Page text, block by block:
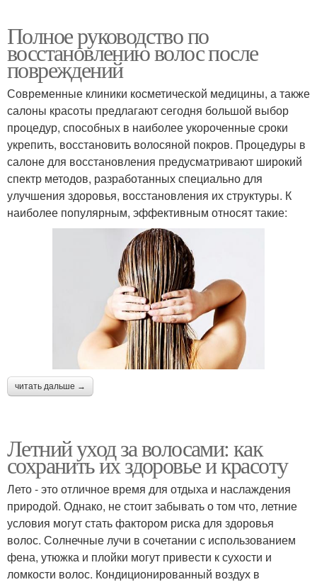
Полное руководство по
восстановлению волос после
повреждений
Современные клиники косметической медицины, а также
салоны красоты предлагают сегодня большой выбор
процедур, способных в наиболее укороченные сроки
укрепить, восстановить волосяной покров. Процедуры в
салоне для восстановления предусматривают широкий
спектр методов, разработанных специально для
улучшения здоровья, восстановления их структуры. К
наиболее популярным, эффективным относят такие:
читать дальше →
Летний уход за волосами: как
сохранить их здоровье и красоту
Лето - это отличное время для отдыха и наслаждения
природой. Однако, не стоит забывать о том что, летние
условия могут стать фактором риска для здоровья
волос. Солнечные лучи в сочетании с использованием
фена, утюжка и плойки могут привести к сухости и
ломкости волос. Кондиционированный воздух в